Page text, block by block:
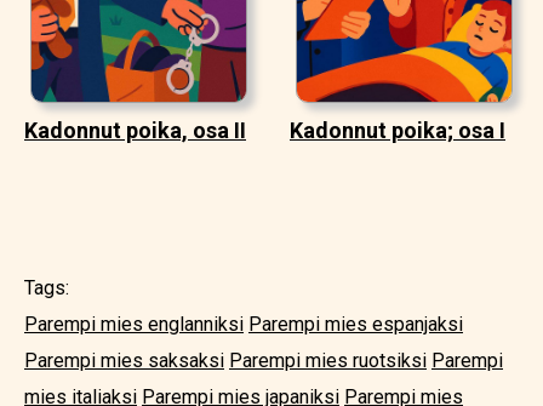
Kadonnut poika, osa II Kadonnut poika; osa I
Tags:
Parempi mies englanniksi Parempi mies espanjaksi
Parempi mies saksaksi Parempi mies ruotsiksi Parempi
mies italiaksi Parempi mies japaniksi Parempi mies